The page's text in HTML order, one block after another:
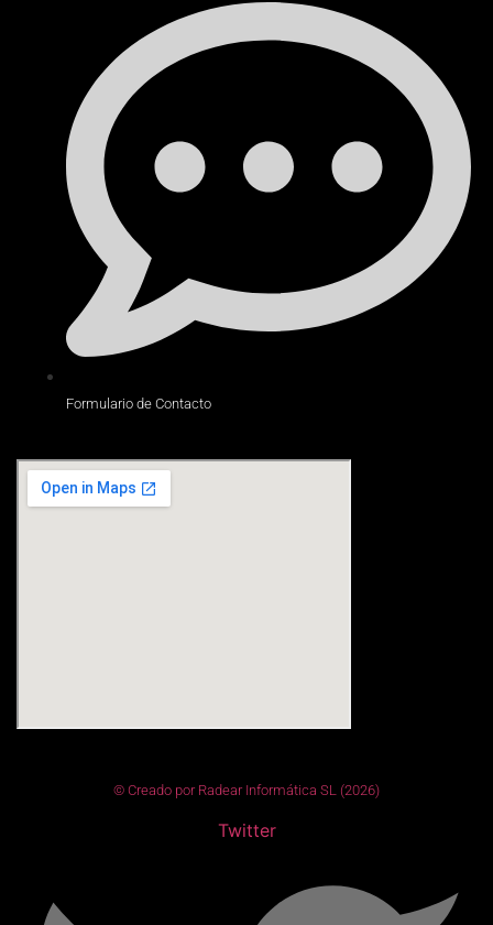
Formulario de Contacto
© Creado por Radear Informática SL (2026)
Twitter